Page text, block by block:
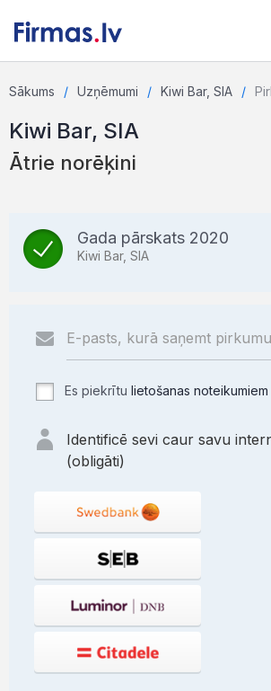
Sākums Uzņēmumi Kiwi Bar, SIA
Kiwi Bar, SIA
Ātrie norēķini
Gada pārskats 2020
Kiwi Bar, SIA
Es piekrītu lietošanas noteikumiem
Identificē sevi caur savu
(obligāti)